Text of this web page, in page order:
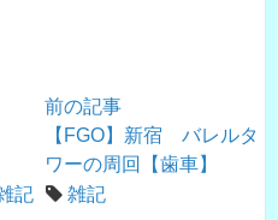
前の記事
【FGO】新宿 バレルタ
ワーの周回【歯車】
記 雑記